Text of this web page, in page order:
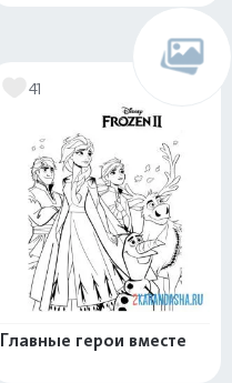
41
Главные герои вместе